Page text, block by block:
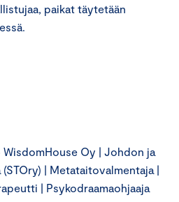
paikat täytetään
WisdomHouse Oy | Johdon ja
| Metataitovalmentaja |
| Psykodraamaohjaaja